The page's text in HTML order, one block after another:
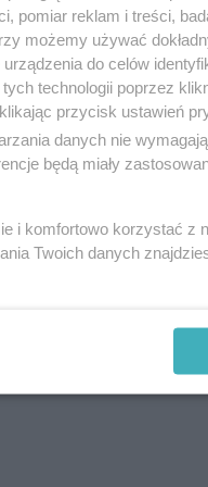
dla
drogi
do Dzielnicowego
dla pieszych
dwa pasy
pomiar reklam i treści,
możemy używać
do celów
technologii poprzez
przycisk ustawień
danych nie
będą miały
i komfortowo korzystać z
Twoich danych